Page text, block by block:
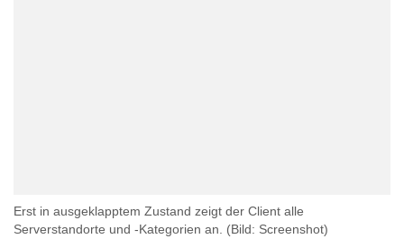
Erst in ausgeklapptem Zustand zeigt der Client alle
Serverstandorte und -Kategorien an. (Bild: Screenshot)